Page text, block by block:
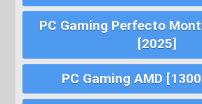
PC Gaming Perfecto
[2025]
PC Gaming AMD